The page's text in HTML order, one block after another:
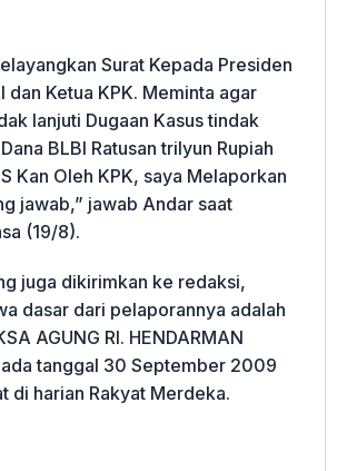
Surat Kepada Presiden
dan Ketua KPK. Meminta agar
lanjuti Dugaan Kasus tindak
BLBI Ratusan trilyun Rupiah
Kan Oleh KPK, saya Melaporkan
jawab,” jawab Andar saat
(19/8).
juga dikirimkan ke redaksi,
dasar dari pelaporannya adalah
AGUNG RI. HENDARMAN
tanggal 30 September 2009
di harian Rakyat Merdeka.